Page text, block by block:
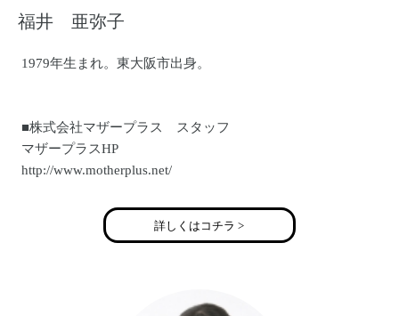
福井 亜弥子
1979年生まれ。東大阪市出身。
■株式会社マザープラス スタッフ
マザープラスHP
http://www.motherplus.net/
■プライベートサロン「ｓｏｌｅｉｌ」代表
大阪市鶴見区プライベートサロン ブログ
詳しくはコチラ >